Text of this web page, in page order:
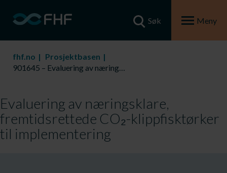
Søk Meny
fhf.no
Prosjektbasen
901645 – Evaluering av næringsklare, fremtidsrettede CO₂-klippfisktørker til implementering
Evaluering av næringsklare,
fremtidsrettede CO₂-klippfisktørker
til implementering